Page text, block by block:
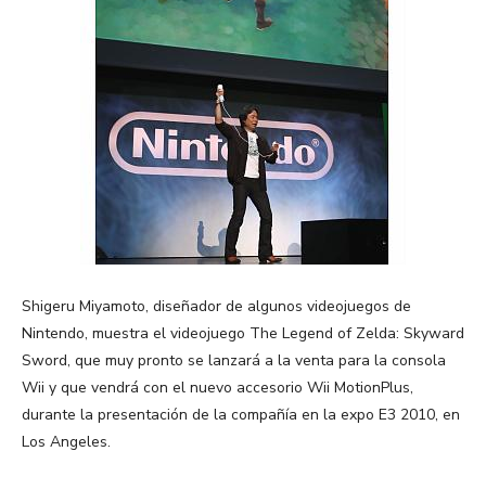
Shigeru Miyamoto, diseñador de algunos videojuegos de
Nintendo, muestra el videojuego The Legend of Zelda: Skyward
Sword, que muy pronto se lanzará a la venta para la consola
Wii y que vendrá con el nuevo accesorio Wii MotionPlus,
durante la presentación de la compañía en la expo E3 2010, en
Los Angeles.